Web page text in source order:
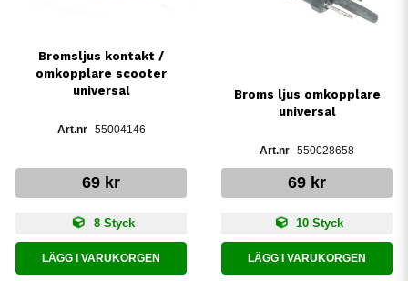
Bromsljus kontakt /
omkopplare scooter
universal
55004146
69 kr
8 Styck
LÄGG I VARUKORGEN
Broms ljus omkopplare
universal
550028658
69 kr
10 Styck
LÄGG I VARUKORGEN